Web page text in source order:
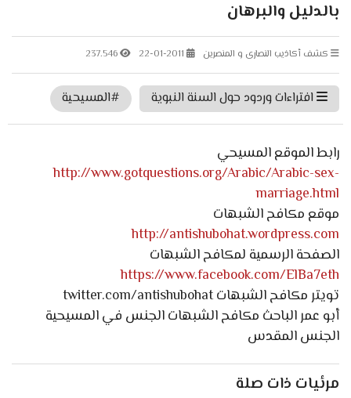
بالدليل والبرهان
كشف أكاذيب النصارى و المنصرين 22-01-2011
237.546
افتراءات وردود حول السنة النبوية #المسيحية
رابط الموقع المسيحي
http://www.gotquestions.org/Arabic/Arabic-sex-
marriage.html
موقع مكافح الشبهات
http://antishubohat.wordpress.com
الصفحة الرسمية لمكافح الشبهات
https://www.facebook.com/ElBa7eth
تويتر مكافح الشبهات twitter.com/antishubohat
أبو عمر الباحث مكافح الشبهات الجنس في المسيحية
الجنس المقدس
مرئيات ذات صلة